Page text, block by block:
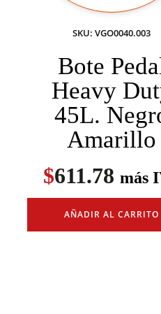
SKU: VGO0040.003
Bote
Heavy
45L.
Amarillo
$611.78 más
AÑADIR AL CARRITO